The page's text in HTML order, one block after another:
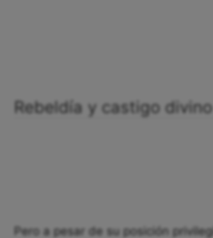
Rebeldía y castigo divino
Pero a pesar de su posición